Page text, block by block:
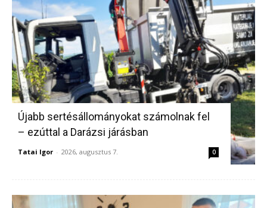
Újabb sertésállományokat számolnak fel
– ezúttal a Darázsi járásban
Tatai Igor - 2026, augusztus 7. 0